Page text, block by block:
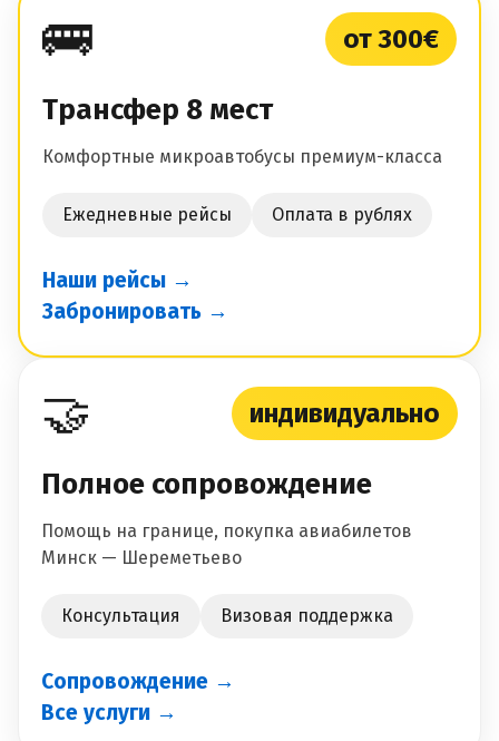
🚌 от 300€
Трансфер 8 мест
Комфортные микроавтобусы премиум-класса
Ежедневные рейсы Оплата в рублях
Наши рейсы →
Забронировать →
🤝 индивидуально
Полное сопровождение
Помощь на границе, покупка авиабилетов
Минск — Шереметьево
Консультация Визовая поддержка
Сопровождение →
Все услуги →